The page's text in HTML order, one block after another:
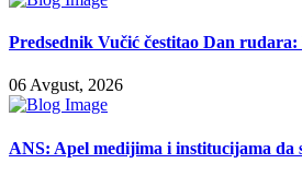
Predsednik Vučić čestitao Dan
06 Avgust, 2026
ANS: Apel medijima i institucijama da